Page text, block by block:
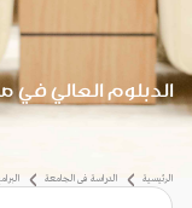
الدبلوم العالي في